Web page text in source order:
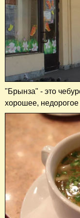
"Брынза" - это
хорошее, недорогое